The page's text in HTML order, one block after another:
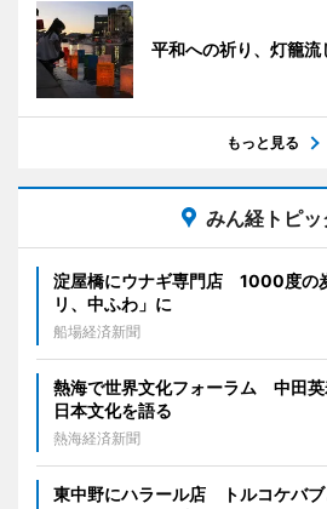
平和への祈り、灯籠流
もっと見る
みん経トピッ
淀屋橋にウナギ専門店 1000度の
リ、中ふわ」に
船場経済新聞
熱海で世界文化フォーラム 中田英
日本文化を語る
熱海経済新聞
東中野にハラール店 トルコケバブ